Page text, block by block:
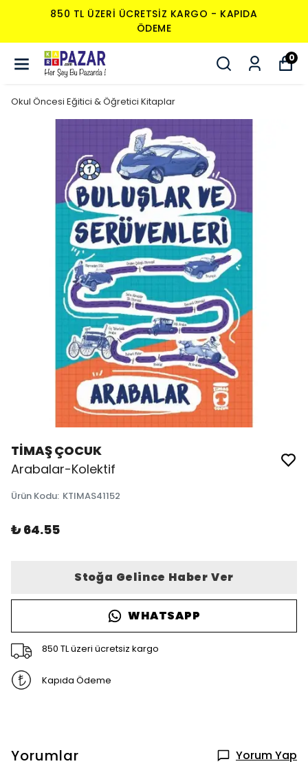
850 TL ÜZERI ÜCRETSIZ KARGO - KAPIDA
ÖDEME
0
Okul Öncesi Eğitici & Öğretici Kitaplar
TİMAŞ ÇOCUK
Arabalar-Kolektif
Ürün Kodu: KTIMAS41152
₺ 64.55
Stoğa Gelince Haber Ver
WHATSAPP
850 TL üzeri ücretsiz kargo
Kapıda Ödeme
Yorumlar Yorum Yap